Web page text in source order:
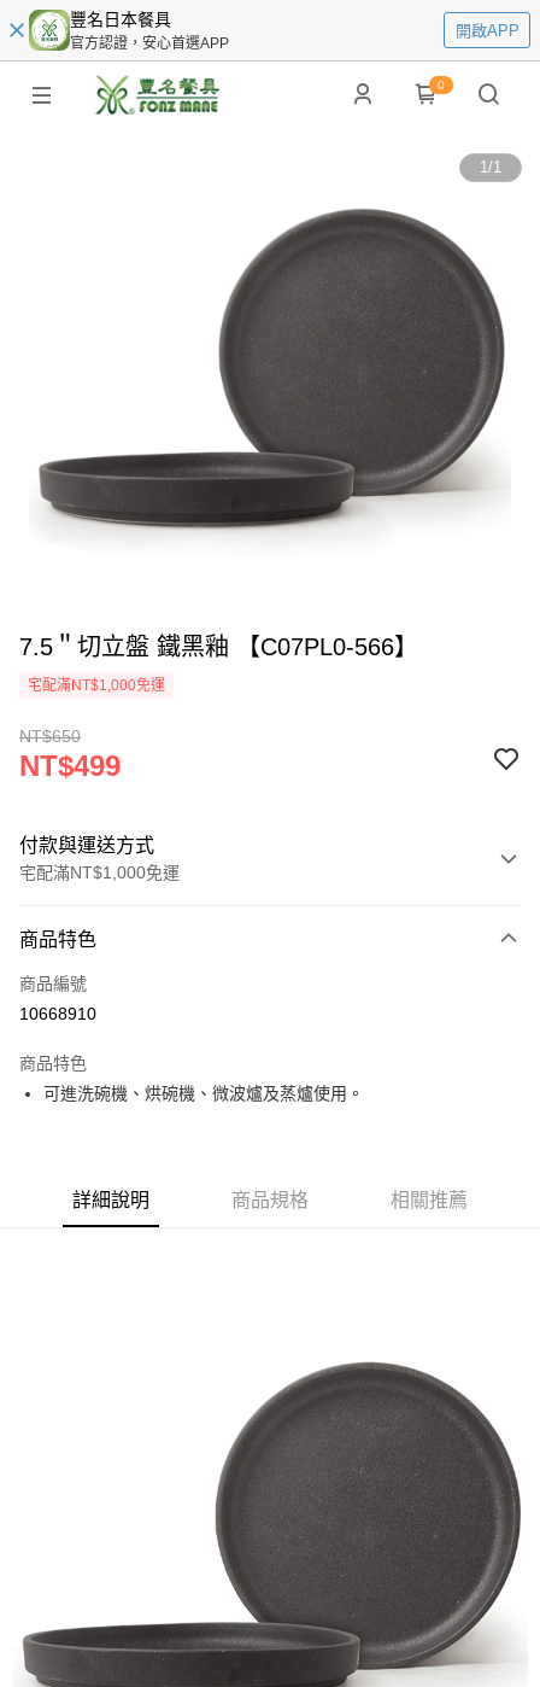
豐名日本餐具
官方認證，安心首選APP
開啟APP
0
1/1
7.5＂切立盤 鐵黑釉 【C07PL0-566】
宅配滿NT$1,000免運
NT$650
NT$499
付款與運送方式
宅配滿NT$1,000免運
信用卡一次付款
LINE Pay
運送方式
商品特色
商品編號
10668910
商品特色
可進洗碗機、烘碗機、微波爐及蒸爐使用。
詳細說明 商品規格 相關推薦